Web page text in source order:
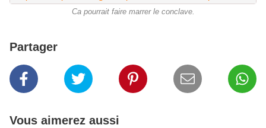
Ca pourrait faire marrer le conclave.
Partager
Vous aimerez aussi